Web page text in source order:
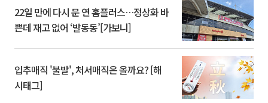
22일 만에 다시 문 연 홈플러스…정상화 바
쁜데 재고 없어 ‘발동동’[가보니]
입추매직 '불발', 처서매직은 올까요? [해
시태그]